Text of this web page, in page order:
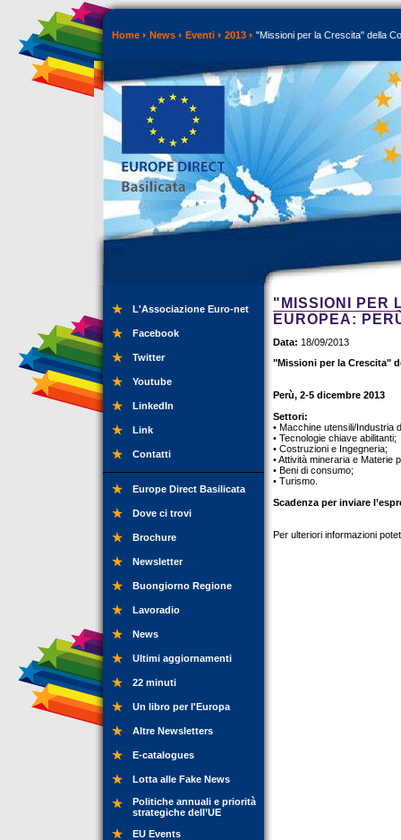
Home News Eventi 2013 "Missioni per la Crescita" della
L'Associazione Euro-net
Facebook
Twitter
Youtube
LinkedIn
Link
Contatti
Europe Direct Basilicata
Dove ci trovi
Brochure
Newsletter
Buongiorno Regione
Lavoradio
News
Ultimi aggiornamenti
22 minuti
Un libro per l'Europa
Altre Newsletters
E-catalogues
Lotta alle Fake News
Politiche annuali e priorità
strategiche dell’UE
EU Events
"MISSIONI PER
EUROPEA:
Data: 18/09/2013
"Missioni per la Crescita"
Perù, 2-5 dicembre 2013
Settori:
• Macchine utensili/Industria
• Tecnologie chiave abilitanti;
• Costruzioni e Ingegneria;
• Attività mineraria e Materie
• Beni di consumo;
• Turismo.
Scadenza per inviare
Per ulteriori informazioni